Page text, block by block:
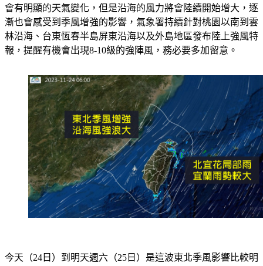
會有明顯的天氣變化，但是沿海的風力將會陸續開始增大，逐
漸也會感受到季風增強的影響，氣象署持續針對桃園以南到雲
林沿海、台東恆春半島屏東沿海以及外島地區發布陸上強風特
報，提醒有機會出現8-10級的強陣風，務必要多加留意。
今天（24日）到明天週六（25日）是這波東北季風影響比較明